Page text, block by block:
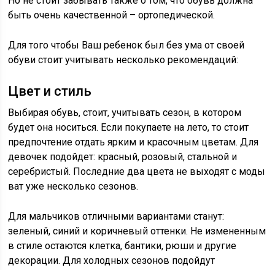
быть очень качественной – ортопедической.
Для того чтобы Ваш ребенок был без ума от своей
обуви стоит учитывать несколько рекомендаций:
Цвет и стиль
Выбирая обувь, стоит, учитывать сезон, в котором
будет она носиться. Если покупаете на лето, то стоит
предпочтение отдать ярким и красочным цветам. Для
девочек подойдет: красный, розовый, стальной и
серебристый. Последние два цвета не выходят с моды
ват уже несколько сезонов.
Для мальчиков отличными вариантами станут:
зеленый, синий и коричневый оттенки. Не измененным
в стиле остаются клетка, бантики, рюши и другие
декорации. Для холодных сезонов подойдут